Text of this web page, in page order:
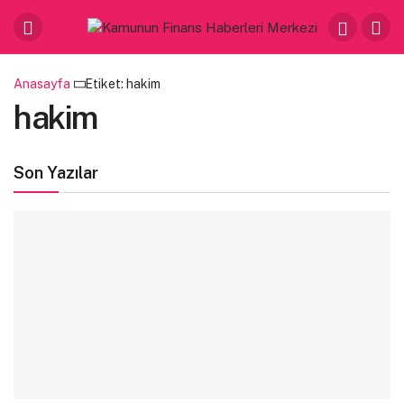
Anasayfa Etiket: hakim
hakim
Son Yazılar